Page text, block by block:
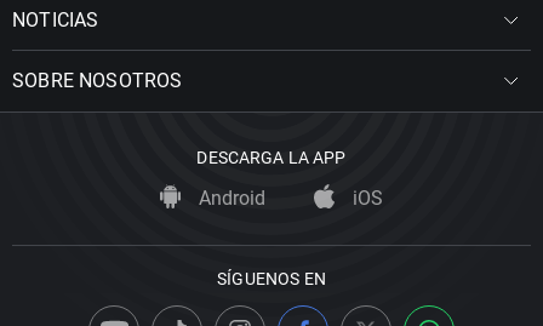
NOTICIAS
SOBRE NOSOTROS
DESCARGA LA APP
Android iOS
SÍGUENOS EN